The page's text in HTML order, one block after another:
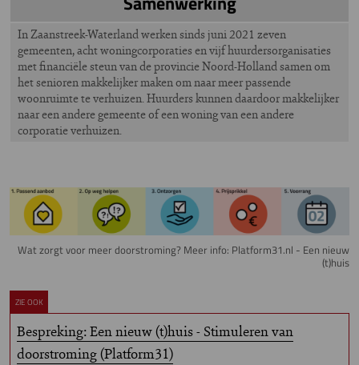
In Zaanstreek-Waterland werken sinds juni 2021 zeven
gemeenten, acht woningcorporaties en vijf huurdersorganisaties
met financiële steun van de provincie Noord-Holland samen om
het senioren makkelijker maken om naar meer passende
woonruimte te verhuizen. Huurders kunnen daardoor makkelijker
naar een andere gemeente of een woning van een andere
corporatie verhuizen.
Image
Wat zorgt voor meer doorstroming? Meer info: Platform31.nl - Een nieuw
(t)huis
ZIE OOK
Bespreking: Een nieuw (t)huis - Stimuleren van
doorstroming (Platform31)